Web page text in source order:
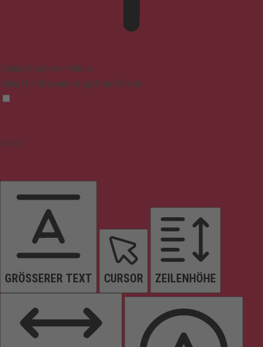
Epilepsie-sicherer Modus
Dämpft Farben und stoppt das Blinken
Inhalt
GRÖSSERER TEXT CURSOR ZEILENHÖHE